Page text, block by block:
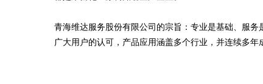
青海维达服务股份有限公司的宗旨：专业是基础、服
广大用户的认可，产品应用涵盖多个行业，并连续多年